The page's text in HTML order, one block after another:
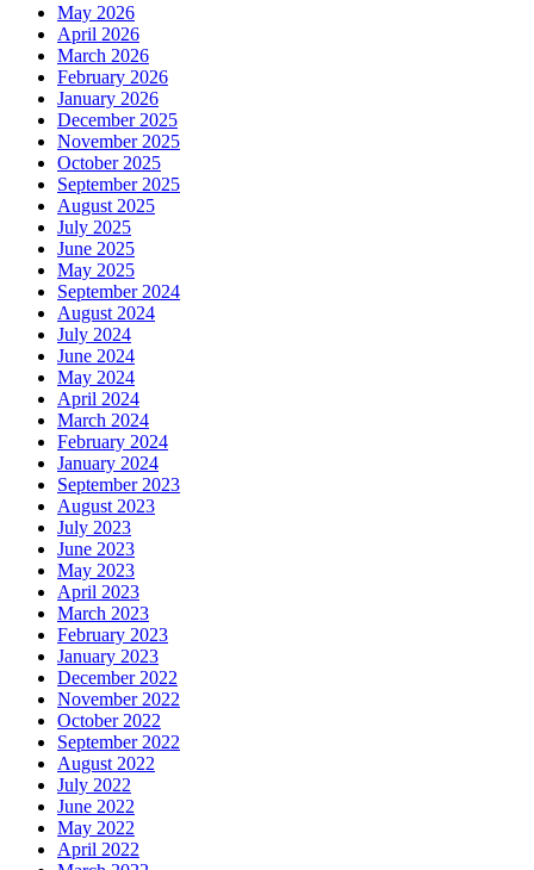
May 2026
April 2026
March 2026
February 2026
January 2026
December 2025
November 2025
October 2025
September 2025
August 2025
July 2025
June 2025
May 2025
September 2024
August 2024
July 2024
June 2024
May 2024
April 2024
March 2024
February 2024
January 2024
September 2023
August 2023
July 2023
June 2023
May 2023
April 2023
March 2023
February 2023
January 2023
December 2022
November 2022
October 2022
September 2022
August 2022
July 2022
June 2022
May 2022
April 2022